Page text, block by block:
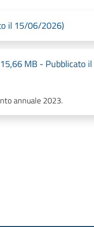
il 15/06/2026)
MB - Pubblicato il
annuale 2023.